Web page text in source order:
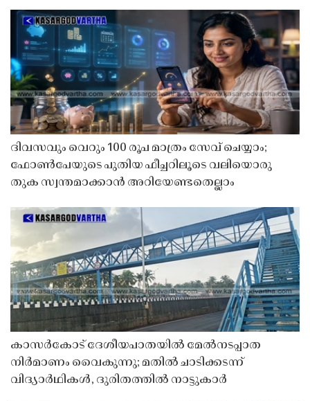
ദിവസവും വെറും 100 രൂപ മാത്രം സേവ് ചെയ്യാം;
ഫോൺപേയുടെ പുതിയ ഫീച്ചറിലൂടെ വലിയൊരു
തുക സ്വന്തമാക്കാൻ അറിയേണ്ടതെല്ലാം
കാസർകോട് ദേശീയപാതയിൽ മേൽനടപ്പാത
നിർമാണം വൈകുന്നു; മതിൽ ചാടിക്കടന്ന്
വിദ്യാർഥികൾ, ദുരിതത്തിൽ നാട്ടുകാർ